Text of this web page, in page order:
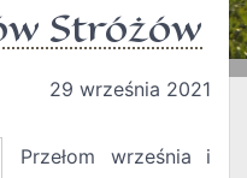
Stróżów
29 września 2021
Przełom września i